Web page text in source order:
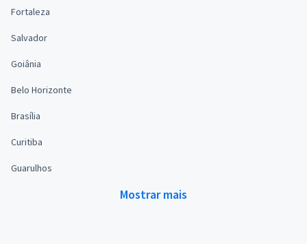
Fortaleza
Salvador
Goiânia
Belo Horizonte
Brasília
Curitiba
Guarulhos
Mostrar mais